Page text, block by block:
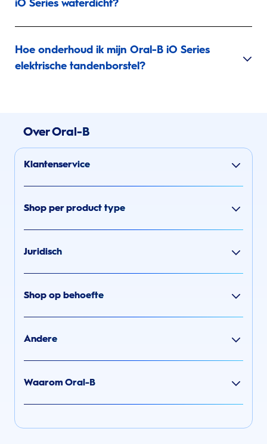
iO Series waterdicht?
Hoe onderhoud ik mijn Oral-B iO Series
elektrische tandenborstel?
Over Oral-B
Klantenservice
Shop per product type
Juridisch
Shop op behoefte
Andere
Waarom Oral-B